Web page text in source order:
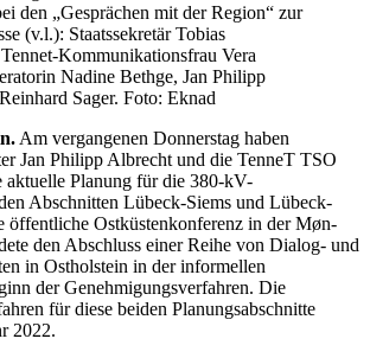
den „Gesprächen mit der Region“ zur
(v.l.): Staatssekretär Tobias
Kommunikationsfrau Vera
Nadine Bethge, Jan Philipp
Sager. Foto: Eknad
Am vergangenen Donnerstag haben
Jan Philipp Albrecht und die TenneT TSO
Planung für die 380-kV-
Abschnitten Lübeck-Siems und Lübeck-
öffentliche Ostküstenkonferenz in der Møn-
den Abschluss einer Reihe von Dialog- und
in Ostholstein in der informellen
der Genehmigungsverfahren. Die
für diese beiden Planungsabschnitte
2022.